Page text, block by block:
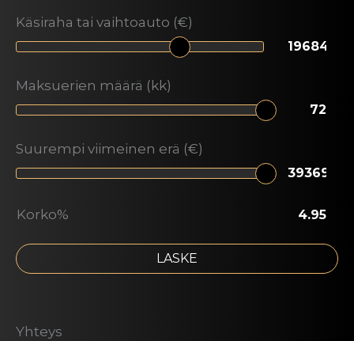
Käsiraha tai vaihtoauto (€)
Maksuerien määrä (kk)
Suurempi viimeinen erä (€)
Korko%
LASKE
Yhteys